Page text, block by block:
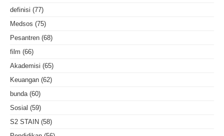
definisi (77)
Medsos (75)
Pesantren (68)
film (66)
Akademisi (65)
Keuangan (62)
bunda (60)
Sosial (59)
S2 STAIN (58)